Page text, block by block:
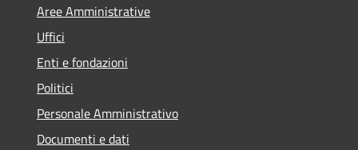
Aree Amministrative
Uffici
Enti e fondazioni
Politici
Personale Amministrativo
Documenti e dati